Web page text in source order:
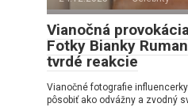
Vianočná
Fotky Bianky
tvrdé reakcie
Vianočné fotografie
pôsobiť ako odvážny a zvodný